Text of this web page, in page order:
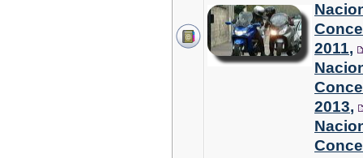
2011,
2013,